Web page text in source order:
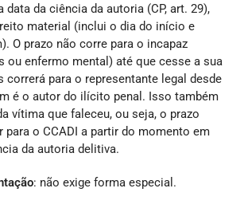
data da ciência da autoria (CP, art. 29),
material (inclui o dia do início e
O prazo não corre para o incapaz
ou enfermo mental) até que cesse a sua
correrá para o representante legal desde
é o autor do ilícito penal. Isso também
vítima que faleceu, ou seja, o prazo
para o CCADI a partir do momento em
da autoria delitiva.
: não exige forma especial.